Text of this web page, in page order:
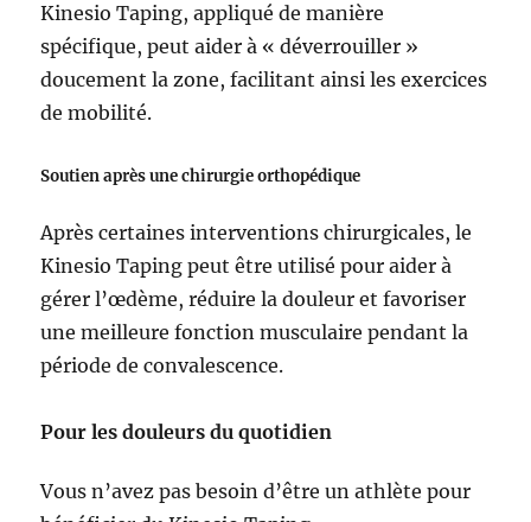
Kinesio Taping, appliqué de manière
spécifique, peut aider à « déverrouiller »
doucement la zone, facilitant ainsi les exercices
de mobilité.
Soutien après une chirurgie orthopédique
Après certaines interventions chirurgicales, le
Kinesio Taping peut être utilisé pour aider à
gérer l’œdème, réduire la douleur et favoriser
une meilleure fonction musculaire pendant la
période de convalescence.
Pour les douleurs du quotidien
Vous n’avez pas besoin d’être un athlète pour